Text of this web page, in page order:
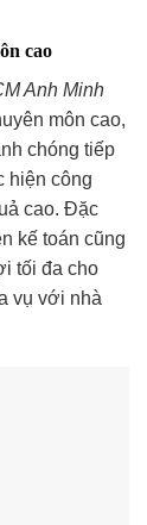
cao
Anh Minh
môn cao,
chóng tiếp
hiện công
cao. Đặc
kế toán cũng
tối đa cho
vụ với nhà